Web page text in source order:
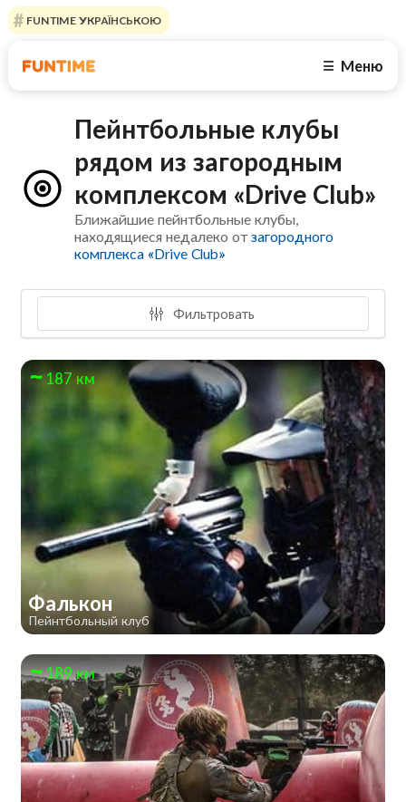
FUNTIME УКРАЇНСЬКОЮ
☰ Меню
Пейнтбольные клубы
рядом из загородным
комплексом «Drive Club»
Ближайшие пейнтбольные клубы,
находящиеся недалеко отзагородного
комплекса «Drive Club»
Фильтровать
187 км
Фалькон
Пейнтбольный клуб
189 км